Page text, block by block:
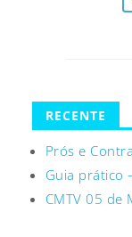
RECENTE
Prós e
Guia prático
CMTV 05 de